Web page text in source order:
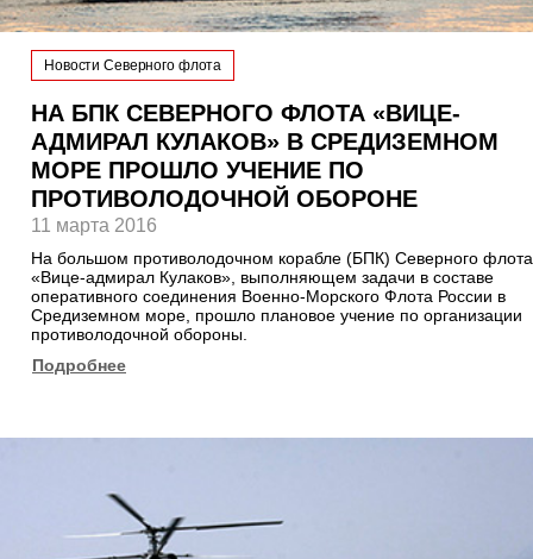
Новости Северного флота
НА БПК СЕВЕРНОГО ФЛОТА «ВИЦЕ-
АДМИРАЛ КУЛАКОВ» В СРЕДИЗЕМНОМ
МОРЕ ПРОШЛО УЧЕНИЕ ПО
ПРОТИВОЛОДОЧНОЙ ОБОРОНЕ
11 марта 2016
На большом противолодочном корабле (БПК) Северного флота
«Вице-адмирал Кулаков», выполняющем задачи в составе
оперативного соединения Военно-Морского Флота России в
Средиземном море, прошло плановое учение по организации
противолодочной обороны.
Подробнее